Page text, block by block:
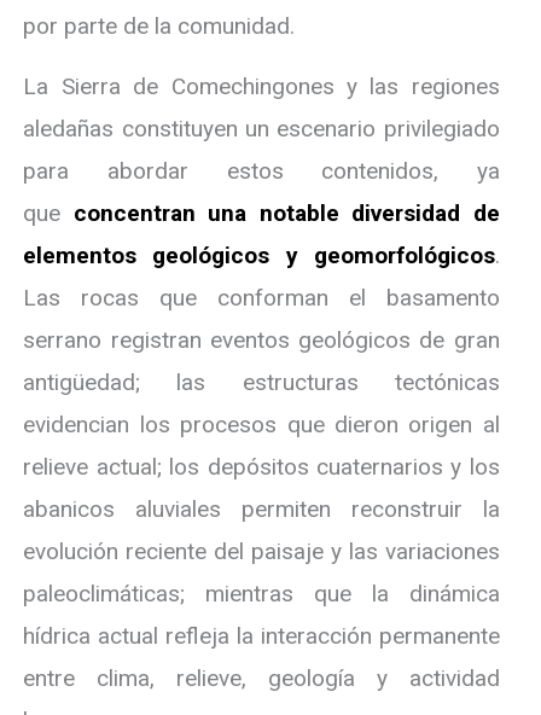
por parte de la comunidad.
La Sierra de Comechingones y las regiones
aledañas constituyen un escenario privilegiado
para abordar estos contenidos, ya
que concentran una notable diversidad de
elementos geológicos y geomorfológicos.
Las rocas que conforman el basamento
serrano registran eventos geológicos de gran
antigüedad; las estructuras tectónicas
evidencian los procesos que dieron origen al
relieve actual; los depósitos cuaternarios y los
abanicos aluviales permiten reconstruir la
evolución reciente del paisaje y las variaciones
paleoclimáticas; mientras que la dinámica
hídrica actual refleja la interacción permanente
entre clima, relieve, geología y actividad